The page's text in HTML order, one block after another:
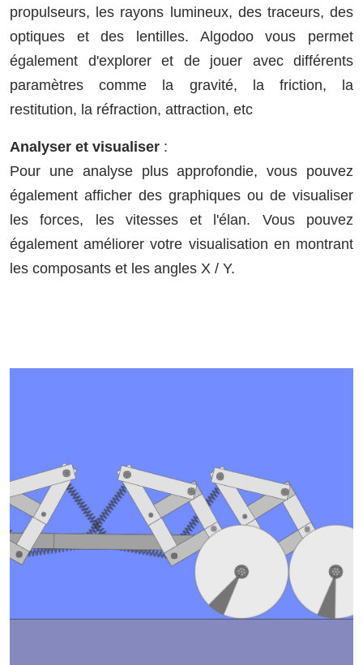
propulseurs, les rayons lumineux, des traceurs, des
optiques et des lentilles. Algodoo vous permet
également d'explorer et de jouer avec différents
paramètres comme la gravité, la friction, la
restitution, la réfraction, attraction, etc
Analyser et visualiser :
Pour une analyse plus approfondie, vous pouvez
également afficher des graphiques ou de visualiser
les forces, les vitesses et l'élan. Vous pouvez
également améliorer votre visualisation en montrant
les composants et les angles X / Y.